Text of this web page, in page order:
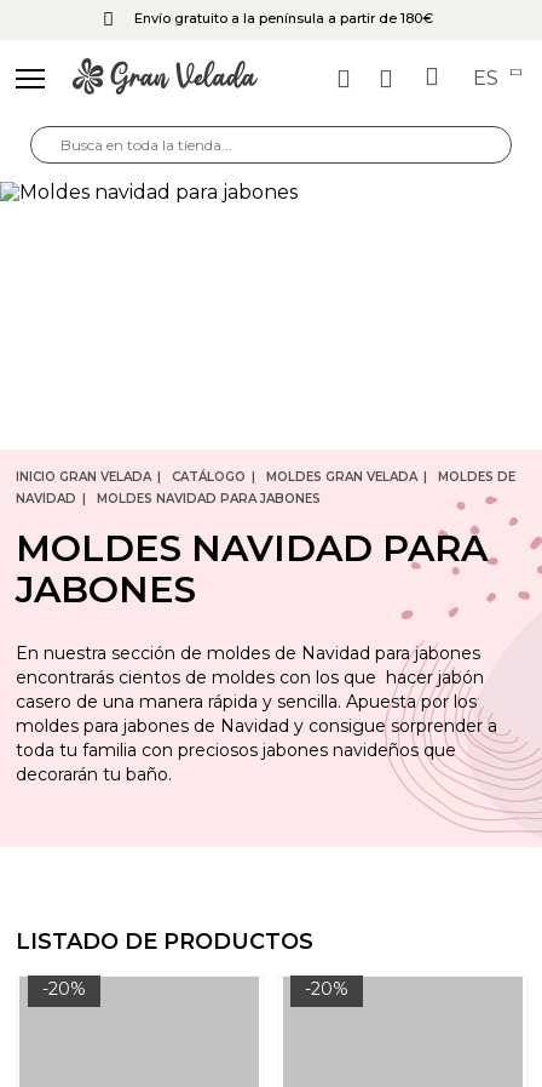
Envío gratuito a la península a partir de 180€
ES
INICIO GRAN VELADA CATÁLOGO MOLDES GRAN VELADA
MOLDES DE
NAVIDAD
MOLDES NAVIDAD PARA JABONES
MOLDES NAVIDAD PARA
JABONES
En nuestra sección de moldes de Navidad para jabones
encontrarás cientos de moldes con los que hacer jabón
casero de una manera rápida y sencilla. Apuesta por los
moldes para jabones de Navidad y consigue sorprender a
toda tu familia con preciosos jabones navideños que
decorarán tu baño.
LISTADO DE PRODUCTOS
-20% -20%